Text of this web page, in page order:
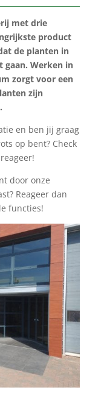
met drie
product
de planten in
gaan. Werken in
zorgt voor een
zijn
en ben jij graag
op bent? Check
door onze
Reageer dan
functies!